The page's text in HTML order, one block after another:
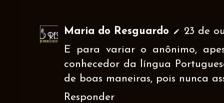
Maria do Resguardo
23 de
E para variar o anônimo,
conhecedor da língua
de boas maneiras, pois nunca
Responder